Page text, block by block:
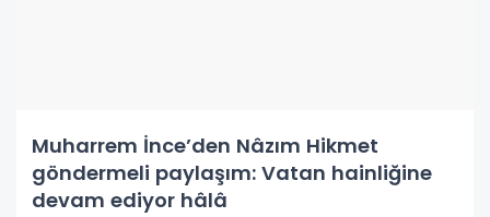
Muharrem İnce’den Nâzım Hikmet
göndermeli paylaşım: Vatan hainliğine
devam ediyor hâlâ